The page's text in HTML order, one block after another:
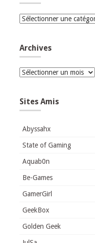
Catégories
Archives
Archives
Sites Amis
Abyssahx
State of Gaming
Aquab0n
Be-Games
GamerGirl
GeekBox
Golden Geek